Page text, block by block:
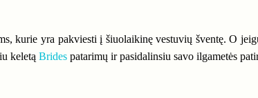
kurie yra pakviesti į šiuolaikinę vestuvių šventę. O
keletą Brides patarimų ir pasidalinsiu savo ilgametės